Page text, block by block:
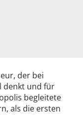
der bei
denkt und für
begleitete
als die ersten